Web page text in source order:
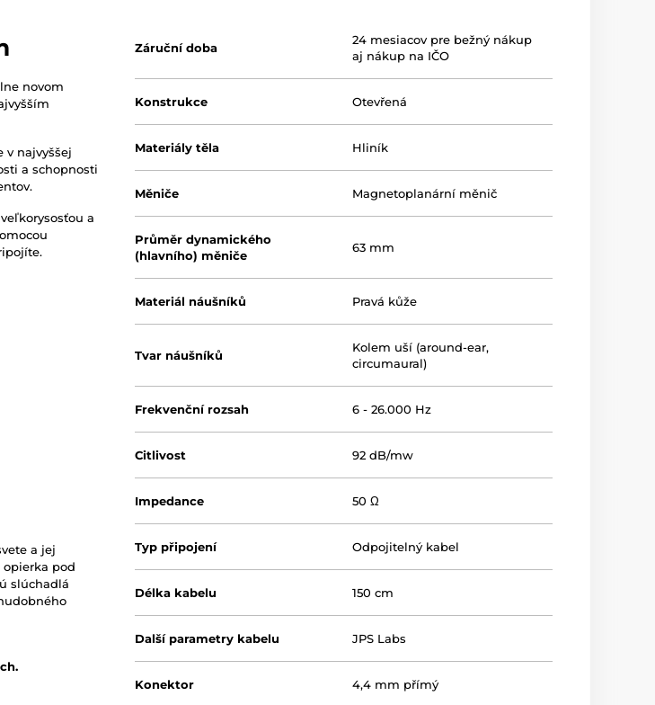
novom
v najvyššej
a schopnosti
a
a jej
opierka pod
slúchadlá
Záruční doba
24 mesiacov pre bežný nákup
aj nákup na IČO
Konstrukce Otevřená
Materiály těla Hliník
Měniče Magnetoplanární měnič
Průměr dynamického
(hlavního) měniče
63 mm
Materiál náušníků Pravá kůže
Tvar náušníků
Kolem uší (around-ear,
circumaural)
Frekvenční rozsah 6 - 26.000 Hz
Citlivost 92 dB/mw
Impedance 50 Ω
Typ připojení Odpojitelný kabel
Délka kabelu 150 cm
Další parametry kabelu JPS Labs
Konektor 4,4 mm přímý